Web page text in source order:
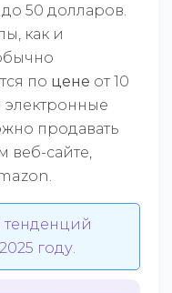
до 50 долларов.
как и
по цене от 10
электронные
продавать
веб-сайте,
тенденций
году